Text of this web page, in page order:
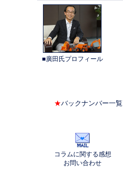
■廣田氏プロフィール
★バックナンバー一覧
コラムに関する感想
お問い合わせ